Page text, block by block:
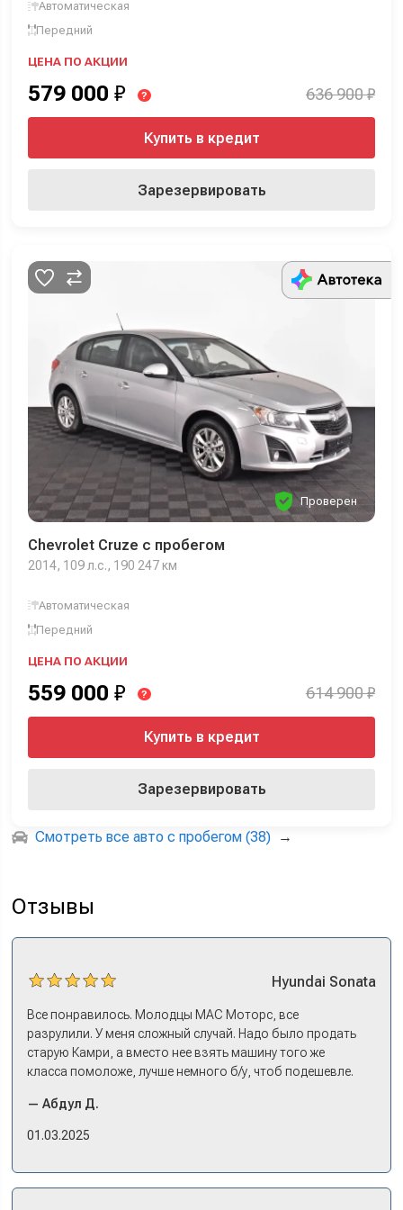
Автоматическая
Передний
ЦЕНА ПО АКЦИИ
579 000 ₽ ? 636 900 ₽
Купить в кредит
Зарезервировать
Проверен
Chevrolet Cruze с пробегом
2014, 109 л.с., 190 247 км
Автоматическая
Передний
ЦЕНА ПО АКЦИИ
559 000 ₽ ? 614 900 ₽
Купить в кредит
Зарезервировать
Смотреть все авто с пробегом (38) →
Отзывы
Hyundai Sonata
Все понравилось. Молодцы МАС Моторс, все
разрулили. У меня сложный случай. Надо было продать
старую Камри, а вместо нее взять машину того же
класса помоложе, лучше немного б/у, чтоб подешевле.
либо самому всем этим заниматься – а работать когда?
Либо искать салон, где есть нормальный трейд-ин. И
Но тогда еще ищи салон, где машины в наличии, а не
— Абдул Д.
01.03.2025